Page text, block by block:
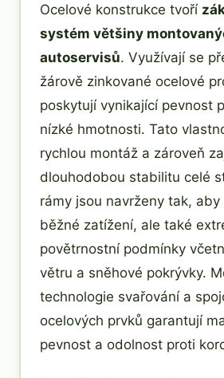
Ocelové konstrukce tvoří
systém většiny
autoservisů. Využívají se
žárově zinkované ocelové
poskytují vynikající pevnost
nízké hmotnosti. Tato
rychlou montáž a zároveň
dlouhodobou stabilitu celé
rámy jsou navrženy tak,
běžné zatížení, ale také
povětrnostní podmínky
větru a sněhové pokrývky.
technologie svařování a
ocelových prvků garantují
pevnost a odolnost proti